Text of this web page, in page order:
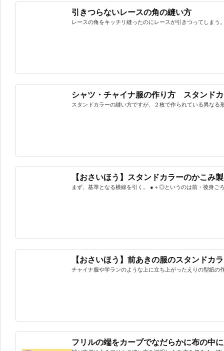
引きつらないレースの角の縫い方
レースの角をキッチリ縫ったのにレースが引きつってしまう
シャツ・チャイナ服の作り方 スタンド
スタンドカラーの縫い方ですが、２枚で作られている異なる
【おさいほう】スタンドカラーのかこみ
まず、基準となる横線を引く。 ●＋◎というのは前・後身ご
【おさいほう】前あきの服のスタンドカ
チャイナ服や学ランのような上に立ち上がったえりの型紙の
フリルの端をカーブでなだらかに布の中